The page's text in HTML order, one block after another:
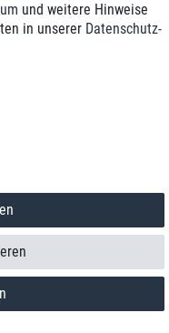
und weitere Hinweise
in unserer Daten­schutz­